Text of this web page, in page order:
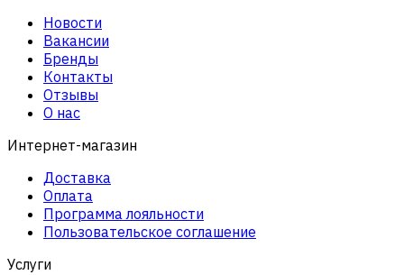
Новости
Вакансии
Бренды
Контакты
Отзывы
О нас
Интернет-магазин
Доставка
Оплата
Программа лояльности
Пользовательское соглашение
Услуги